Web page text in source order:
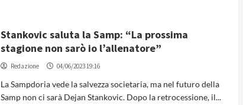
Stankovic saluta la Samp: “La prossima
stagione non sarò io l’allenatore”
Redazione 04/06/2023 19:16
La Sampdoria vede la salvezza societaria, ma nel futuro della
Samp non ci sarà Dejan Stankovic. Dopo la retrocessione, il...